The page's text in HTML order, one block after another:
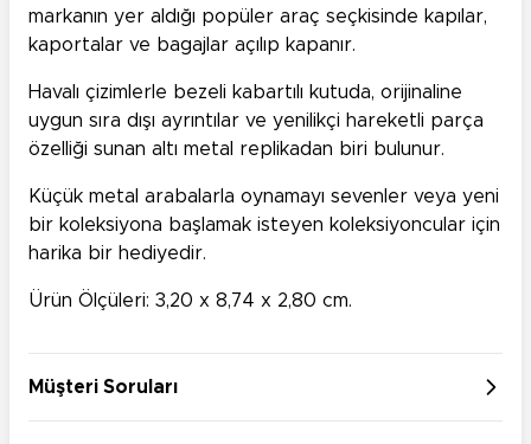
markanın yer aldığı popüler araç seçkisinde kapılar,
kaportalar ve bagajlar açılıp kapanır.
Havalı çizimlerle bezeli kabartılı kutuda, orijinaline
uygun sıra dışı ayrıntılar ve yenilikçi hareketli parça
özelliği sunan altı metal replikadan biri bulunur.
Küçük metal arabalarla oynamayı sevenler veya yeni
bir koleksiyona başlamak isteyen koleksiyoncular için
harika bir hediyedir.
Ürün Ölçüleri: 3,20 x 8,74 x 2,80 cm.
Müşteri Soruları